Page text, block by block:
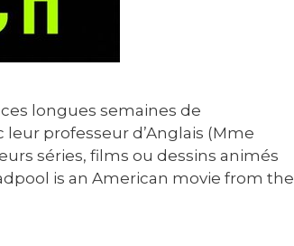
longues semaines de
professeur d’Anglais (Mme
séries, films ou dessins animés
is an American movie from the